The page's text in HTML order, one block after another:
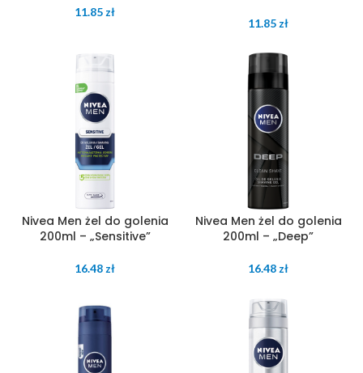
11.85 zł
11.85 zł
Nivea Men żel do golenia
200ml – „Sensitive”
16.48 zł
Nivea Men żel do golenia
200ml – „Deep”
16.48 zł